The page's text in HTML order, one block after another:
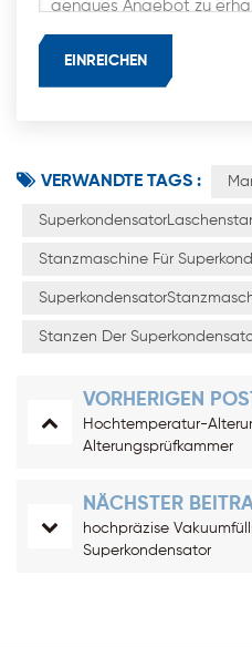
VERWANDTE TAGS :
Stanzmaschine Für
Stanzen Der
VORHERIGEN
Hochtemperatur-
Alterungsprüfkammer
NÄCHSTER
hochpräzise
Superkondensator